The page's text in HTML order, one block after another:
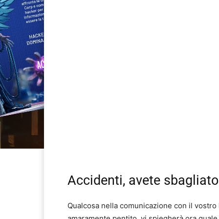
Accidenti, avete
Qualcosa nella comunicazione con il